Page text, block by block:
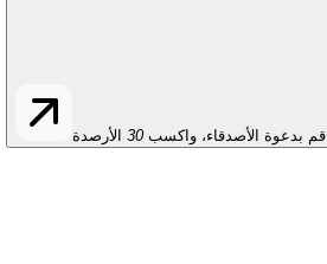
قم بدعوة الأصدقاء، واكسب 30 الأرصدة